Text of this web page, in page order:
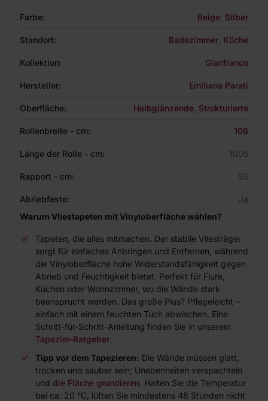
Farbe: Beige Silber
Standort: Badezimmer Küche
Kollektion: Gianfranco
Hersteller: Emiliana Parati
Oberfläche: Halbglänzende Strukturierte
Rollenbreite - cm: 106
Länge der Rolle - cm: 1005
Rapport - cm: 53
Abriebfeste:
Ja
Warum Vliestapeten mit Vinyloberfläche wählen?
Tapeten, die alles mitmachen. Der stabile Vliesträger
sorgt für einfaches Anbringen und Entfernen, während
die Vinyloberfläche hohe Widerstandsfähigkeit gegen
Abrieb und Feuchtigkeit bietet. Perfekt für Flure,
Küchen oder Wohnzimmer, wo die Wände stark
beansprucht werden. Das große Plus? Pflegeleicht –
einfach mit einem feuchten Tuch abwischen. Eine
Schritt-für-Schritt-Anleitung finden Sie in unserem
Tapezier-Ratgeber.
Tipp vor dem Tapezieren: Die Wände müssen glatt,
trocken und sauber sein; Unebenheiten verspachteln
und die Fläche grundieren. Halten Sie die Temperatur
bei ca. 20 °C, lüften Sie mindestens 48 Stunden nicht